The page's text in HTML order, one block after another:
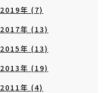
2019年 (7)
2017年 (13)
2015年 (13)
2013年 (19)
2011年 (4)